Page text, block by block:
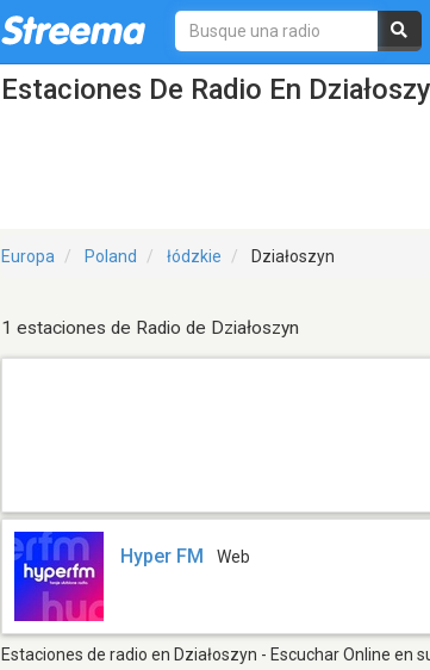
Estaciones De Radio En
Europa Poland łódzkie Działoszyn
1 estaciones de Radio de Działoszyn
Hyper FM Web
Estaciones de radio en Działoszyn - Escuchar Online